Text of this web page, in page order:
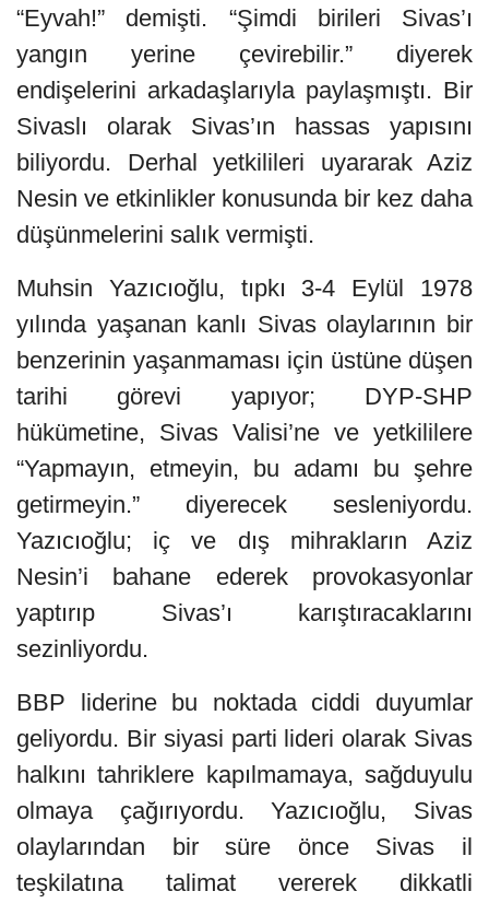
“Eyvah!” demişti. “Şimdi birileri Sivas’ı
yangın yerine çevirebilir.” diyerek
endişelerini arkadaşlarıyla paylaşmıştı. Bir
Sivaslı olarak Sivas’ın hassas yapısını
biliyordu. Derhal yetkilileri uyararak Aziz
Nesin ve etkinlikler konusunda bir kez daha
düşünmelerini salık vermişti.
Muhsin Yazıcıoğlu, tıpkı 3-4 Eylül 1978
yılında yaşanan kanlı Sivas olaylarının bir
benzerinin yaşanmaması için üstüne düşen
tarihi görevi yapıyor; DYP-SHP
hükümetine, Sivas Valisi’ne ve yetkililere
“Yapmayın, etmeyin, bu adamı bu şehre
getirmeyin.” diyerecek sesleniyordu.
Yazıcıoğlu; iç ve dış mihrakların Aziz
Nesin’i bahane ederek provokasyonlar
yaptırıp Sivas’ı karıştıracaklarını
sezinliyordu.
BBP liderine bu noktada ciddi duyumlar
geliyordu. Bir siyasi parti lideri olarak Sivas
halkını tahriklere kapılmamaya, sağduyulu
olmaya çağırıyordu. Yazıcıoğlu, Sivas
olaylarından bir süre önce Sivas il
teşkilatına talimat vererek dikkatli